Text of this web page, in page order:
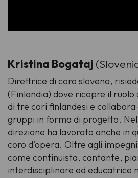
Kristina Bogataj
Direttrice di coro slovena,
(Finlandia) dove ricopre il
di tre cori finlandesi e
gruppi in forma di progetto.
direzione ha lavorato anche in
coro d'opera. Oltre agli
come continuista, cantante,
interdisciplinare ed educatrice